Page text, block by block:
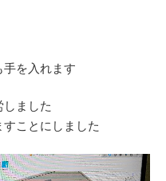
手を入れます
ました
ことにしました